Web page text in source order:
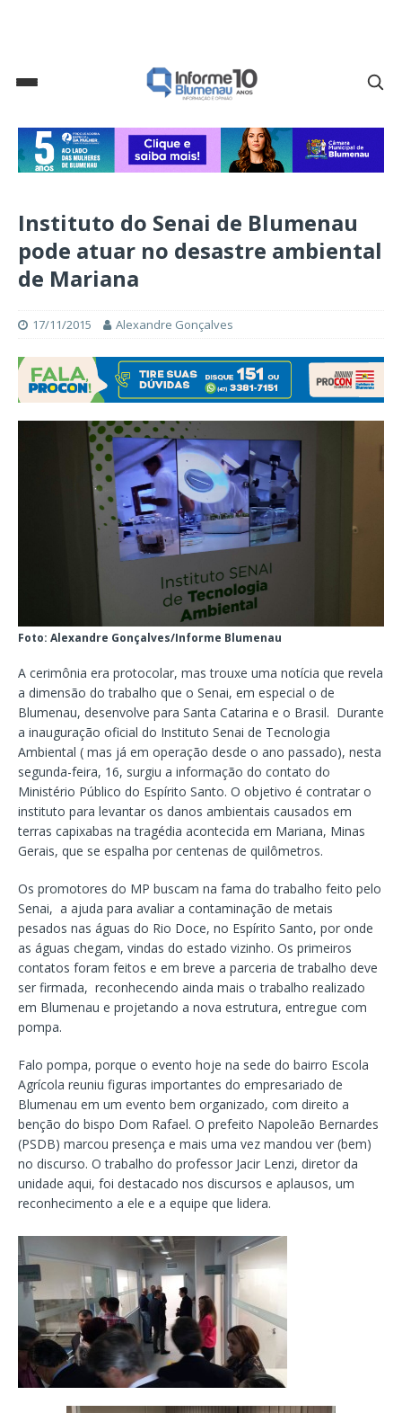
Instituto do Senai de Blumenau
pode atuar no desastre ambiental
de Mariana
17/11/2015 Alexandre Gonçalves
Foto: Alexandre Gonçalves/Informe Blumenau
A cerimônia era protocolar, mas trouxe uma notícia que revela
a dimensão do trabalho que o Senai, em especial o de
Blumenau, desenvolve para Santa Catarina e o Brasil. Durante
a inauguração oficial do Instituto Senai de Tecnologia
Ambiental ( mas já em operação desde o ano passado), nesta
segunda-feira, 16, surgiu a informação do contato do
Ministério Público do Espírito Santo. O objetivo é contratar o
instituto para levantar os danos ambientais causados em
terras capixabas na tragédia acontecida em Mariana, Minas
Gerais, que se espalha por centenas de quilômetros.
Os promotores do MP buscam na fama do trabalho feito pelo
Senai, a ajuda para avaliar a contaminação de metais
pesados nas águas do Rio Doce, no Espírito Santo, por onde
as águas chegam, vindas do estado vizinho. Os primeiros
contatos foram feitos e em breve a parceria de trabalho deve
ser firmada, reconhecendo ainda mais o trabalho realizado
em Blumenau e projetando a nova estrutura, entregue com
pompa.
Falo pompa, porque o evento hoje na sede do bairro Escola
Agrícola reuniu figuras importantes do empresariado de
Blumenau em um evento bem organizado, com direito a
benção do bispo Dom Rafael. O prefeito Napoleão Bernardes
(PSDB) marcou presença e mais uma vez mandou ver (bem)
no discurso. O trabalho do professor Jacir Lenzi, diretor da
unidade aqui, foi destacado nos discursos e aplausos, um
reconhecimento a ele e a equipe que lidera.